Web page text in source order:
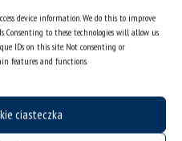
device information. We do this to improve
Consenting to these technologies will allow us
IDs on this site. Not consenting or
features and functions.
ciasteczka